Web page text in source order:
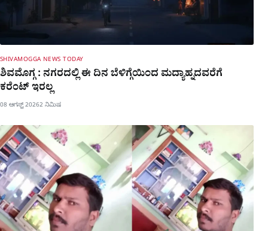
SHIVAMOGGA NEWS TODAY
ಶಿವಮೊಗ್ಗ : ನಗರದಲ್ಲಿ ಈ ದಿನ ಬೆಳಿಗ್ಗೆಯಿಂದ ಮದ್ಯಾಹ್ನದವರೆಗೆ
ಕರೆಂಟ್​ ಇರಲ್ಲ
08 ಆಗಸ್ಟ್ 20262 ನಿಮಿಷ